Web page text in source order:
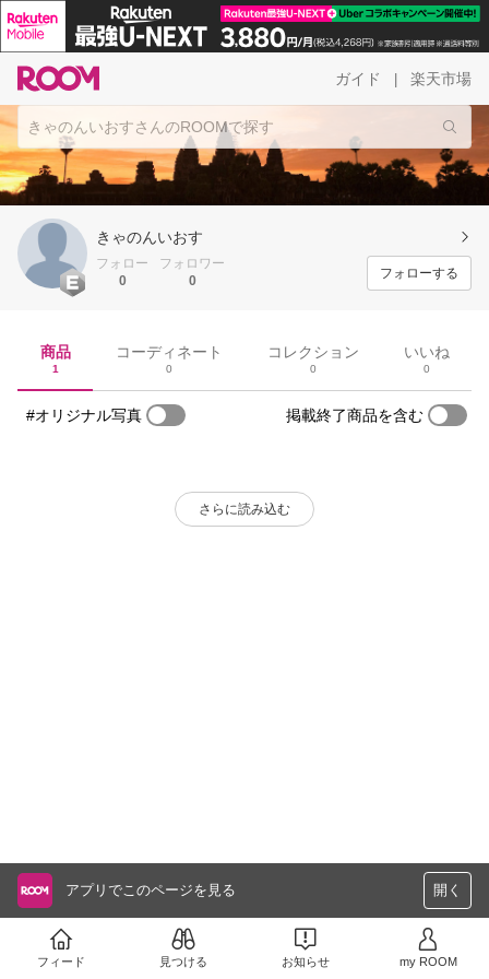
ガイド 楽天市場
きゃのんいおす
フォロー
0
フォロワー
0
フォローする
商品
1
コーディネート
0
コレクション
0
いいね
0
#オリジナル写真 掲載終了商品を含む
さらに読み込む
アプリでこのページを見る 開く
フィード 見つける お知らせ my ROOM